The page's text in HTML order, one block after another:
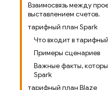
Взаимосвязь между
выставлением счетов.
тарифный план Spark
Что входит в
Примеры сценариев
Важные факты,
Spark
тарифный план Blaze